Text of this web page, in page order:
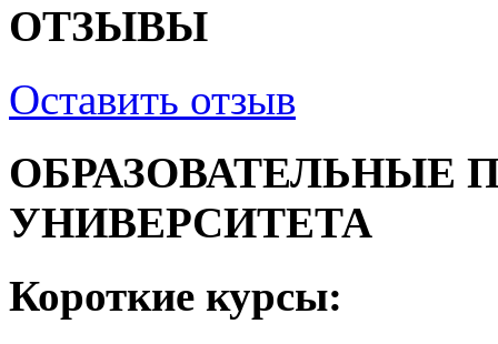
ОТЗЫВЫ
Оставить отзыв
ОБРАЗОВАТЕЛЬНЫЕ
УНИВЕРСИТЕТА
Короткие курсы: